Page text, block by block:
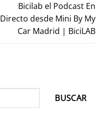
Bicilab el Podcast En
Directo desde Mini By My
Car Madrid | BiciLAB
BUSCAR